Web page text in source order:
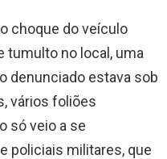
choque do veículo
tumulto no local, uma
denunciado estava sob
vários foliões
só veio a se
policiais militares, que